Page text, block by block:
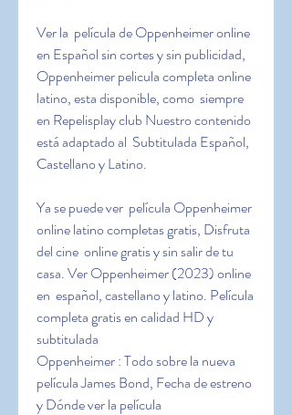
Ver la  película de Oppenheimer online
en Español sin cortes y sin publicidad,
Oppenheimer pelicula completa online
latino, esta disponible, como  siempre
en Repelisplay club Nuestro contenido
está adaptado al  Subtitulada Español,
Castellano y Latino.
Ya se puede ver  película Oppenheimer
online latino completas gratis, Disfruta
del cine  online gratis y sin salir de tu
casa. Ver Oppenheimer (2023) online
en  español, castellano y latino. Película
completa gratis en calidad HD y
subtitulada
Oppenheimer : Todo sobre la nueva
película James Bond, Fecha de estreno
y Dónde ver la película